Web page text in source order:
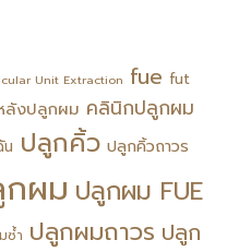
Unit Extraction fue fut
ลังปลูกผม คลินิกปลูกผม
ปลูกคิ้ว ปลูกคิ้วถาวร
ผม ปลูกผม FUE
ซ้ำ ปลูกผมถาวร ปลูก